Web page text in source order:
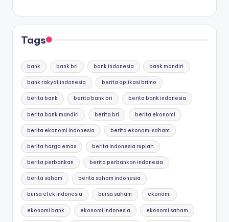
Tags
bank bank bri bank indonesia bank mandiri
bank rakyat indonesia berita aplikasi brimo
berita bank berita bank bri berita bank indonesia
berita bank mandiri berita bri berita ekonomi
berita ekonomi indonesia berita ekonomi saham
berita harga emas berita indonesia rupiah
berita perbankan berita perbankan indonesia
berita saham berita saham indonesia
bursa efek indonesia bursa saham ekonomi
ekonomi bank ekonomi indonesia ekonomi saham